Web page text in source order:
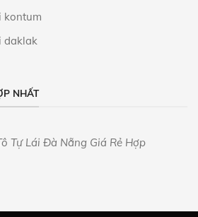
kontum
daklak
NHẤT
Tự Lái Đà Nẵng Giá Rẻ Hợp